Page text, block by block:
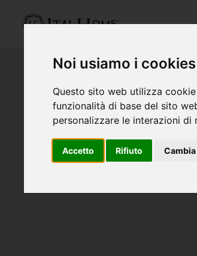
Noi usiamo i cookies
Questo sito web utilizza
funzionalità di base del sito
personalizzare le interazioni di
Accetto Rifiuto